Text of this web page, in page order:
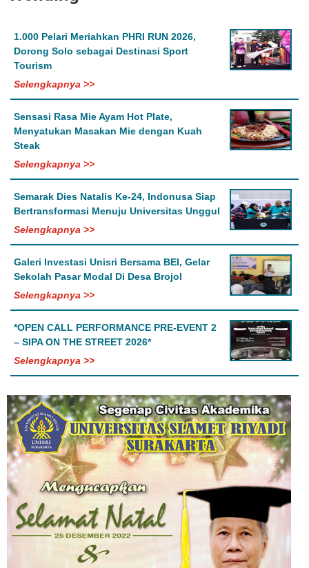
1.000 Pelari Meriahkan PHRI RUN 2026,
Dorong Solo sebagai Destinasi Sport
Tourism
Selengkapnya >>
Sensasi Rasa Mie Ayam Hot Plate,
Menyatukan Masakan Mie dengan Kuah
Steak
Selengkapnya >>
Semarak Dies Natalis Ke-24, Indonusa Siap
Bertransformasi Menuju Universitas Unggul
Selengkapnya >>
Galeri Investasi Unisri Bersama BEI, Gelar
Sekolah Pasar Modal Di Desa Brojol
Selengkapnya >>
*OPEN CALL PERFORMANCE PRE-EVENT 2
– SIPA ON THE STREET 2026*
Selengkapnya >>